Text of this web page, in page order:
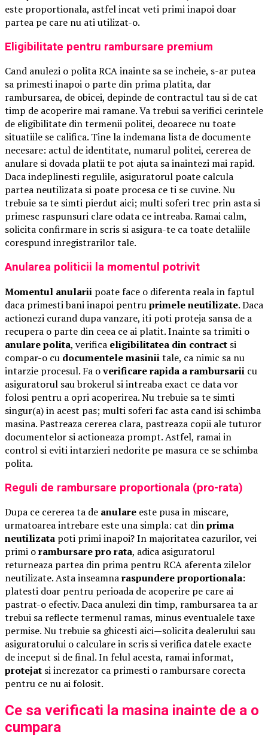
este proportionala, astfel incat veti primi inapoi doar
partea pe care nu ati utilizat-o.
Eligibilitate pentru rambursare premium
Cand anulezi o polita RCA inainte sa se incheie, s-ar putea
sa primesti inapoi o parte din prima platita, dar
rambursarea, de obicei, depinde de contractul tau si de cat
timp de acoperire mai ramane. Va trebui sa verifici cerintele
de eligibilitate din termenii politei, deoarece nu toate
situatiile se califica. Tine la indemana lista de documente
necesare: actul de identitate, numarul politei, cererea de
anulare si dovada platii te pot ajuta sa inaintezi mai rapid.
Daca indeplinesti regulile, asiguratorul poate calcula
partea neutilizata si poate procesa ce ti se cuvine. Nu
trebuie sa te simti pierdut aici; multi soferi trec prin asta si
primesc raspunsuri clare odata ce intreaba. Ramai calm,
solicita confirmare in scris si asigura-te ca toate detaliile
corespund inregistrarilor tale.
Anularea politicii la momentul potrivit
Momentul anularii poate face o diferenta reala in faptul
daca primesti bani inapoi pentruprimele neutilizate. Daca
actionezi curand dupa vanzare, iti poti proteja sansa de a
recupera o parte din ceea ce ai platit. Inainte sa trimiti o
anulare polita, verifica eligibilitatea din contract si
compar-o cu documentele masiniitale, ca nimic sa nu
intarzie procesul. Fa overificare rapida a rambursarii cu
asiguratorul sau brokerul si intreaba exact ce data vor
folosi pentru a opri acoperirea. Nu trebuie sa te simti
singur(a) in acest pas; multi soferi fac asta cand isi schimba
masina. Pastreaza cererea clara, pastreaza copii ale tuturor
documentelor si actioneaza prompt. Astfel, ramai in
control si eviti intarzieri nedorite pe masura ce se schimba
polita.
Reguli de rambursare proportionala (pro-rata)
Dupa ce cererea ta de anulare este pusa in miscare,
urmatoarea intrebare este una simpla: cat dinprima
neutilizata poti primi inapoi? In majoritatea cazurilor, vei
primi orambursare pro rata, adica asiguratorul
returneaza partea din prima pentru RCA aferenta zilelor
neutilizate. Asta inseamnaraspundere proportionala:
platesti doar pentru perioada de acoperire pe care ai
pastrat-o efectiv. Daca anulezi din timp, rambursarea ta ar
trebui sa reflecte termenul ramas, minus eventualele taxe
permise. Nu trebuie sa ghicesti aici—solicita dealerului sau
asiguratorului o calculare in scris si verifica datele exacte
de inceput si de final. In felul acesta, ramai informat,
protejat si increzator ca primesti o rambursare corecta
pentru ce nu ai folosit.
Ce sa verificati la masina inainte de a o
cumpara